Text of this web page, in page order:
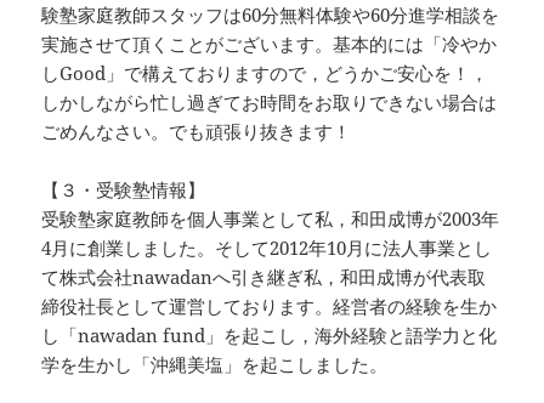
験塾家庭教師スタッフは60分無料体験や60分進学相談を
実施させて頂くことがございます。基本的には「冷やか
しGood」で構えておりますので，どうかご安心を！，
しかしながら忙し過ぎてお時間をお取りできない場合は
ごめんなさい。でも頑張り抜きます！
【３・受験塾情報】
受験塾家庭教師を個人事業として私，和田成博が2003年
4月に創業しました。そして2012年10月に法人事業とし
て株式会社nawadanへ引き継ぎ私，和田成博が代表取
締役社長として運営しております。経営者の経験を生か
し「nawadan fund」を起こし，海外経験と語学力と化
学を生かし「沖縄美塩」を起こしました。